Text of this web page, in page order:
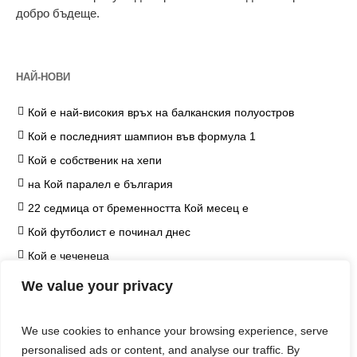
We value your privacy
We use cookies to enhance your browsing experience, serve
personalised ads or content, and analyse our traffic. By
добро бъдеще.
НАЙ-НОВИ
Кой е най-високия връх на балканския полуостров
Кой е последният шампион във формула 1
Кой е собственик на хепи
на Кой паралел е българия
22 седмица от бременността Кой месец е
Кой футболист е починал днес
Кой е чеченеца
на Кой козметичен продукт чърчил не е наложил
ограничение
Кой е хитлер